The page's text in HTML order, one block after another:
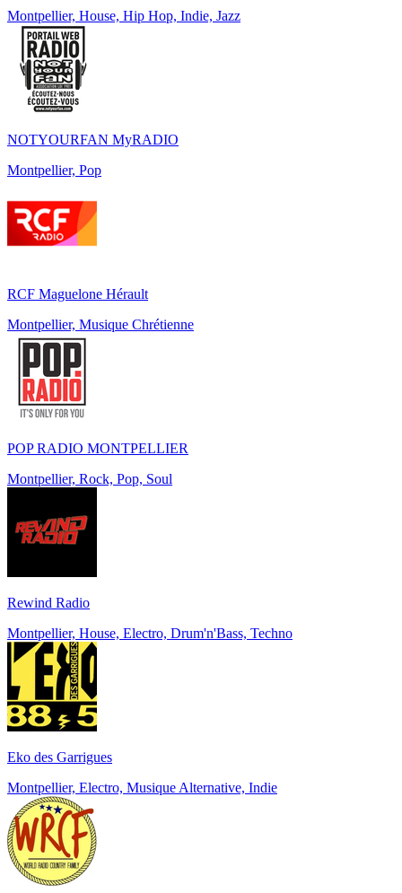
Montpellier, House, Hip Hop, Indie, Jazz
NOTYOURFAN MyRADIO
Montpellier, Pop
RCF Maguelone Hérault
Montpellier, Musique Chrétienne
POP RADIO MONTPELLIER
Montpellier, Rock, Pop, Soul
Rewind Radio
Montpellier, House, Electro, Drum'n'Bass, Techno
Eko des Garrigues
Montpellier, Electro, Musique Alternative, Indie